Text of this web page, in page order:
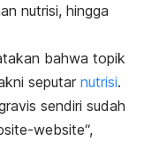
nutrisi, hingga
bahwa topik
seputar nutrisi.
sendiri sudah
website“,